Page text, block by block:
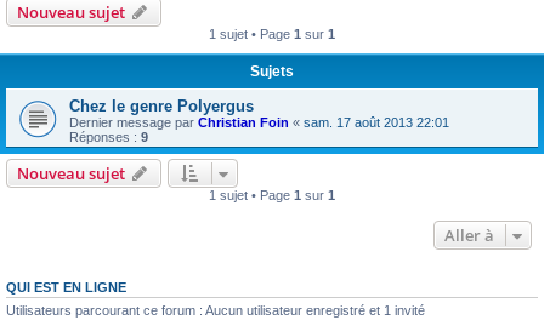
Nouveau sujet
1 sujet • Page 1 sur 1
Sujets
Chez le genre Polyergus
Dernier message par Christian Foin « sam. 17 août 2013 22:01
Réponses : 9
Nouveau sujet
1 sujet • Page 1 sur 1
Aller à
QUI EST EN LIGNE
Utilisateurs parcourant ce forum : Aucun utilisateur enregistré et 1 invité